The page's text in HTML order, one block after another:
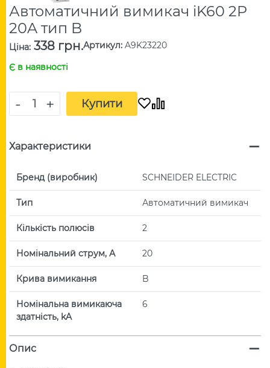
Автоматичний вимикач iK60 2P
20A тип B
Ціна: 338 грн.Артикул: A9K23220
Є в наявності
- + Купити
Характеристики
Бренд (виробник) SCHNEIDER ELECTRIC
Тип Автоматичний вимикач
Кількість полюсів 2
Номінальний струм, А 20
Крива вимикання B
Номінальна вимикаюча
здатність, kA
6
Опис